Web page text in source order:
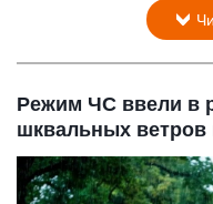
Режим ЧС ввели в
шквальных ветров